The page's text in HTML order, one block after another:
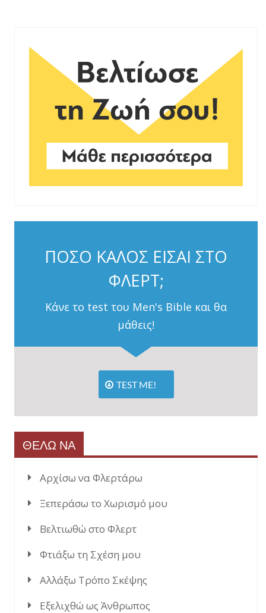
ΠΟΣΟ ΚΑΛΟΣ ΕΙΣΑΙ ΣΤΟ
ΦΛΕΡΤ;
Κάνε το test του Men's Bible και θα
μάθεις!
TEST ME!
ΘΕΛΩ ΝΑ
Αρχίσω να Φλερτάρω
Ξεπεράσω το Χωρισμό μου
Βελτιωθώ στο Φλερτ
Φτιάξω τη Σχέση μου
Αλλάξω Τρόπο Σκέψης
Εξελιχθώ ως Άνθρωπος